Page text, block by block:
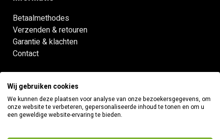
Betaalmethodes
Verzenden & retouren
Garantie & klachten
Contact
Snelle links
Installatie
Onderhoud
Robotmaaiers zonder draad
Wij gebruiken cookies
We kunnen deze plaatsen voor analyse van onze bezoekersgegevens, om
onze website te verbeteren, gepersonaliseerde inhoud te tonen en om u
een geweldige website-ervaring te bieden.